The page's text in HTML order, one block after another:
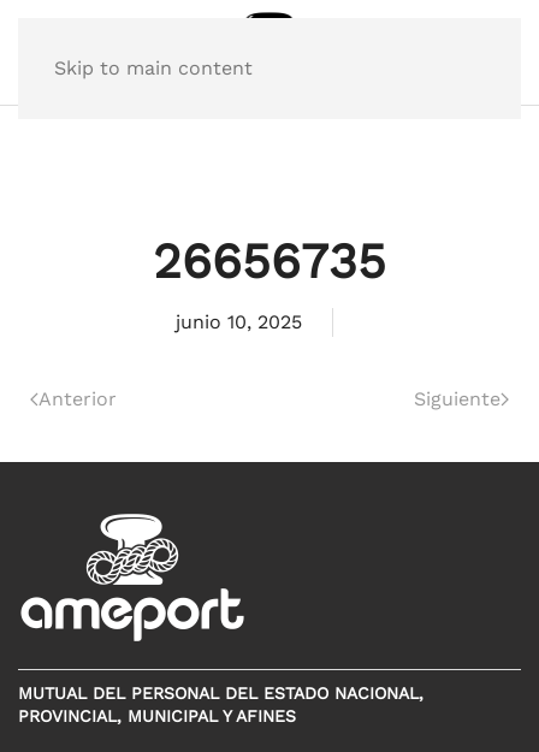
Skip to main content
26656735
junio 10, 2025
Anterior Siguiente
MUTUAL DEL PERSONAL DEL ESTADO NACIONAL,
PROVINCIAL, MUNICIPAL Y AFINES